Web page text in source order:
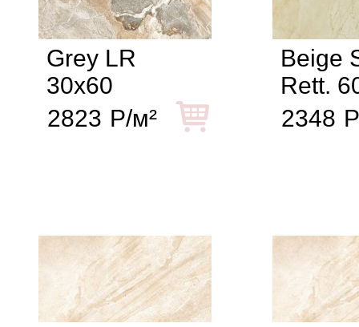
Grey LR
30x60
2823 Р/м²
Beige
Rett.
2348